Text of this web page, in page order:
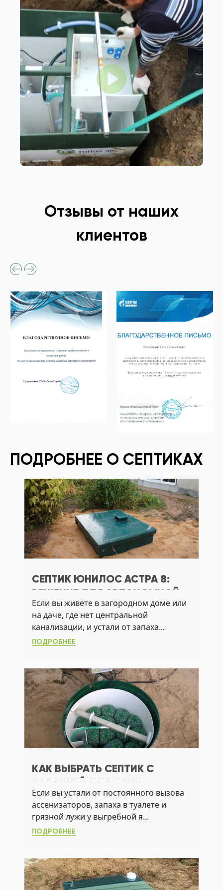
Отзывы от наших
клиентов
ПОДРОБНЕЕ О СЕПТИКАХ
СЕПТИК ЮНИЛОС АСТРА 8:
РЕШЕНИЕ ДЛЯ АВТОНОМНОЙ
КАНАЛИЗАЦИИ С ВЫСОКОЙ
ОЧИСТКОЙ И МИНИМАЛЬНЫМ
ОБСЛУЖИВАНИЕМ
Если вы живете в загородном доме или
на даче, где нет центральной
канализации, и устали от запаха...
ПОДРОБНЕЕ
КАК ВЫБРАТЬ СЕПТИК С
АЭРАЦИЕЙ ДЛЯ ДАЧИ:
НАДЕЖНАЯ ОЧИСТКА БЕЗ
ЗАПАХА И АССЕНИЗАЦИИ
Если вы устали от постоянного вызова
ассенизаторов, запаха в туалете и
грязной лужи у выгребной я...
ПОДРОБНЕЕ